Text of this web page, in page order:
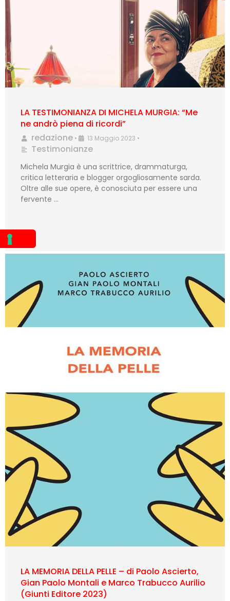
LA TESTIMONIANZA DI MICHELA MURGIA: “Me
ne andrò piena di ricordi”
redazione • 13 Maggio 2023 •
Testimonianze
Michela Murgia è una scrittrice, drammaturga,
critica letteraria e blogger orgogliosamente sarda.
Oltre alle sue opere, è conosciuta per essere una
fervente …
LA MEMORIA DELLA PELLE – di Paolo Ascierto,
Gian Paolo Montali e Marco Trabucco Aurilio
(Giunti Editore 2023)